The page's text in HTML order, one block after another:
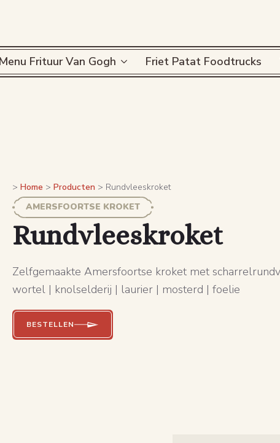
Frituur Van Gogh Friet Patat Foodtrucks
> Home > Producten > Rundvleeskroket
AMERSFOORTSE KROKET
Rundvleeskroket
Zelfgemaakte Amersfoortse kroket met
wortel | knolselderij | laurier | mosterd | foelie
BESTELLEN